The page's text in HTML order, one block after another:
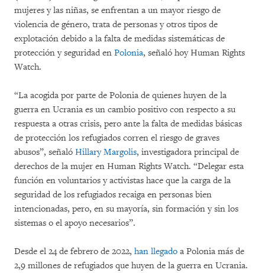
mujeres y las niñas, se enfrentan a un mayor riesgo de
violencia de género, trata de personas y otros tipos de
explotación debido a la falta de medidas sistemáticas de
protección y seguridad en Polonia, señaló hoy Human Rights
Watch.
“La acogida por parte de Polonia de quienes huyen de la
guerra en Ucrania es un cambio positivo con respecto a su
respuesta a otras crisis, pero ante la falta de medidas básicas
de protección los refugiados corren el riesgo de graves
abusos”, señaló Hillary Margolis, investigadora principal de
derechos de la mujer en Human Rights Watch. “Delegar esta
función en voluntarios y activistas hace que la carga de la
seguridad de los refugiados recaiga en personas bien
intencionadas, pero, en su mayoría, sin formación y sin los
sistemas o el apoyo necesarios”.
Desde el 24 de febrero de 2022, han llegado a Polonia más de
2,9 millones de refugiados que huyen de la guerra en Ucrania.